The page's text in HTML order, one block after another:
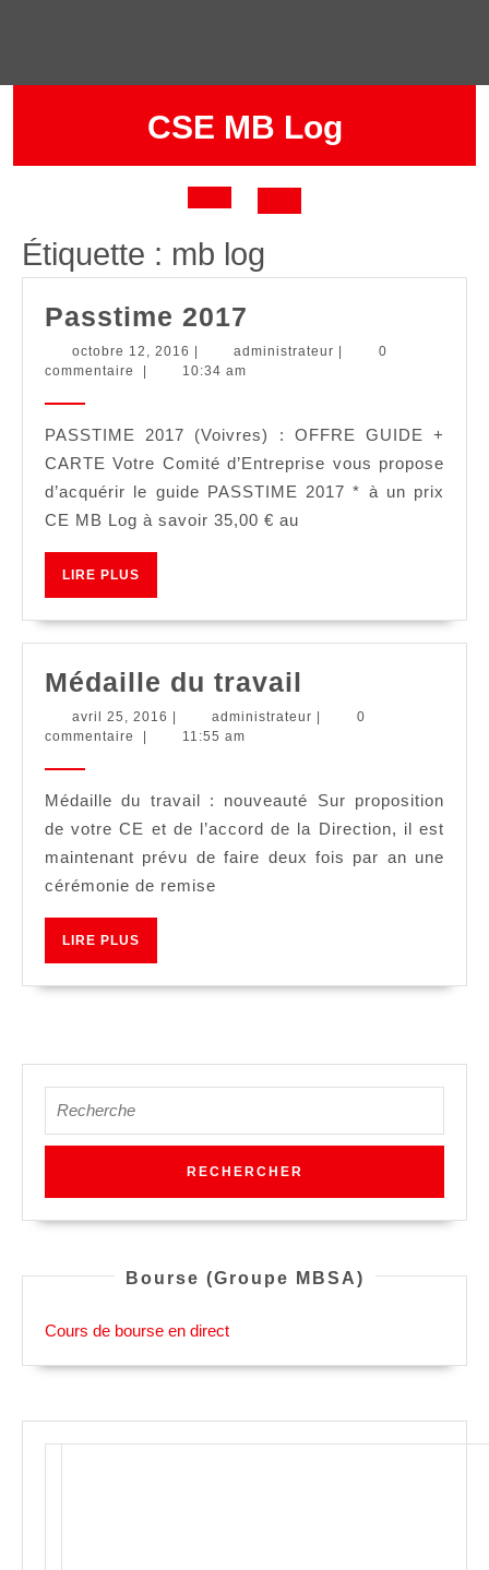
CSE MB Log
Button
Étiquette : mb log
Passtime 2017
2017
octobre 12, 2016 octobre
12,
administrateur administrateur
0
commentaire
10:34 am
PASSTIME 2017 (Voivres) : OFFRE GUIDE +
CARTE Votre Comité d’Entreprise vous propose
d’acquérir le guide PASSTIME 2017 * à un prix
CE MB Log à savoir 35,00 € au
LIRE PLUS
Médaille du travail
du
avril 25, 2016 avril
25,
administrateur administrateur
0
commentaire
11:55 am
Médaille du travail : nouveauté Sur proposition
de votre CE et de l’accord de la Direction, il est
maintenant prévu de faire deux fois par an une
cérémonie de remise
LIRE PLUS
for:
Bourse (Groupe MBSA)
Cours de bourse en direct